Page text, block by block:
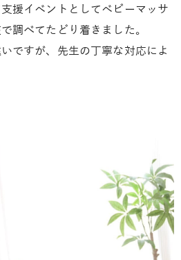
援イベントとしてベビーマッサ
調べてたどり着きました。
ですが、先生の丁寧な対応によ